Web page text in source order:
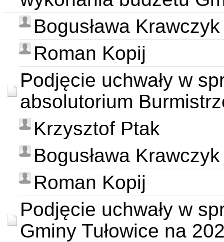
Bogusława Krawczyk
Roman Kopij
Podjęcie uchwały w
absolutorium
Krzysztof Ptak
Bogusława Krawczyk
Roman Kopij
Podjęcie uchwały w
Gminy Tułowice na